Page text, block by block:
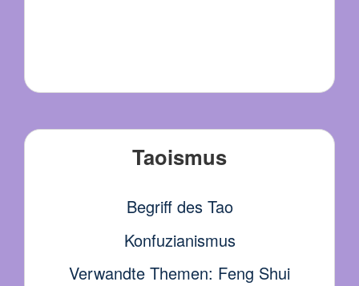
Taoismus
Begriff des Tao
Konfuzianismus
Verwandte Themen: Feng Shui